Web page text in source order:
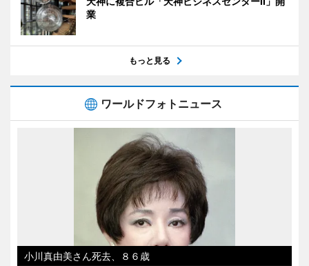
業
もっと見る
ワールドフォトニュース
小川真由美さん死去、８６歳